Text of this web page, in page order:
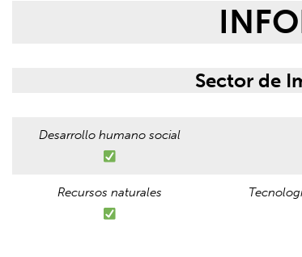
Sector de
Desarrollo humano social
Recursos naturales